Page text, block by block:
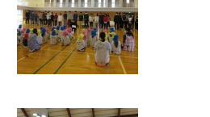
豆まき会
5300本のお花を飾っているそうです！